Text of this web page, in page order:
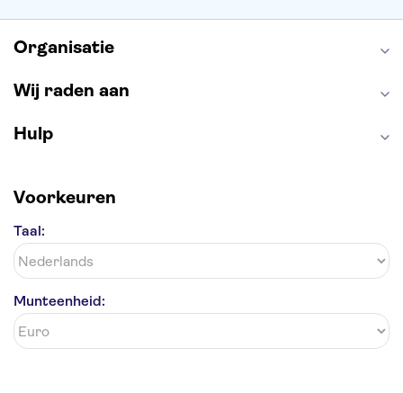
Organisatie
Wij raden aan
Hulp
Voorkeuren
Taal:
Munteenheid: